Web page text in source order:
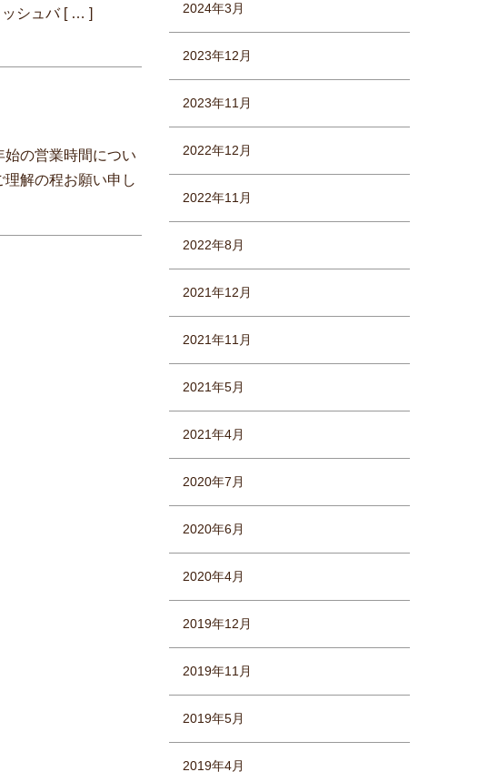
シュバ [ … ]
の営業時間につい
解の程お願い申し
2024年3月
2023年12月
2023年11月
2022年12月
2022年11月
2022年8月
2021年12月
2021年11月
2021年5月
2021年4月
2020年7月
2020年6月
2020年4月
2019年12月
2019年11月
2019年5月
2019年4月